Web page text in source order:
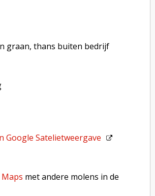
graan, thans buiten bedrijf
Google Satelietweergave
met andere molens in de